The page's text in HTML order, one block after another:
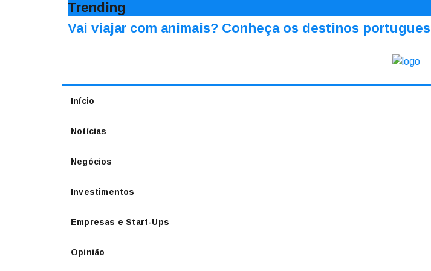
Trending
Vai viajar com animais? Conheça os destinos
Início
Notícias
Negócios
Investimentos
Empresas e Start-Ups
Opinião